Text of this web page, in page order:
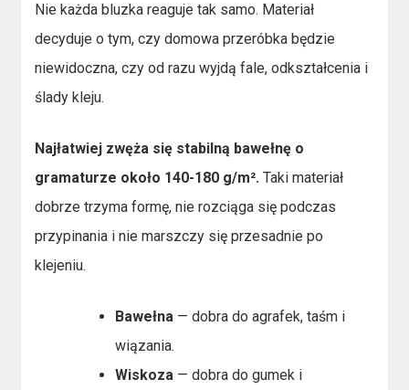
Nie każda bluzka reaguje tak samo. Materiał
decyduje o tym, czy domowa przeróbka będzie
niewidoczna, czy od razu wyjdą fale, odkształcenia i
ślady kleju.
Najłatwiej zwęża się stabilną bawełnę o
gramaturze około 140-180 g/m². Taki materiał
dobrze trzyma formę, nie rozciąga się podczas
przypinania i nie marszczy się przesadnie po
klejeniu.
Bawełna — dobra do agrafek, taśm i
wiązania.
Wiskoza — dobra do gumek i